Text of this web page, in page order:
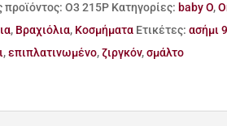
προϊόντος:Ο3 215Ρ Κατηγορίες: baby O,
, Βραχιόλια, Κοσμήματα Ετικέτες:ασήμι
,επιπλατινωμένο,ζιργκόν,σμάλτο